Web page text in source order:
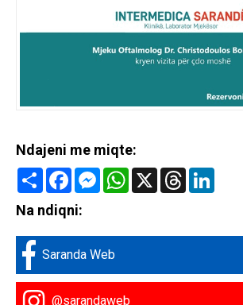
Ndajeni me miqte:
Share FacebookMessenger
WhatsApp
X Threads
Na ndiqni:
Saranda Web
@sarandaweb